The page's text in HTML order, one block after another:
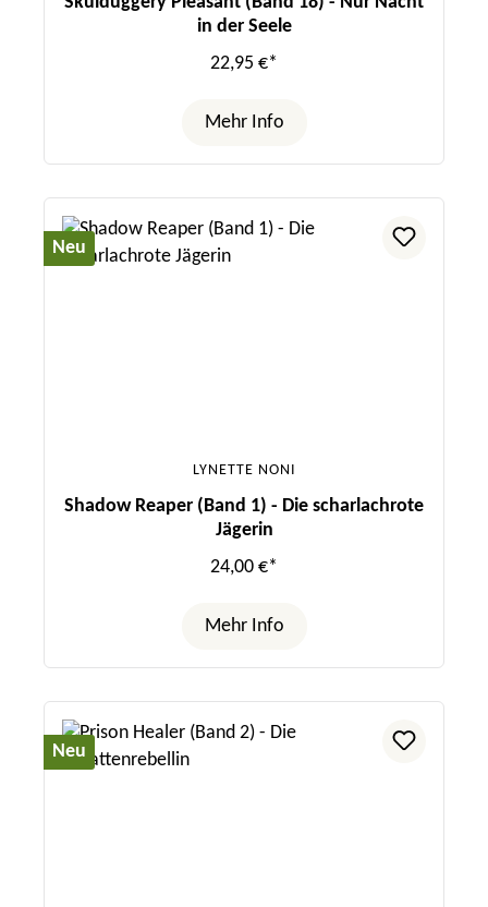
in der Seele
22,95 €*
Mehr Info
Neu
LYNETTE NONI
Shadow Reaper (Band 1) - Die scharlachrote
Jägerin
24,00 €*
Mehr Info
Neu